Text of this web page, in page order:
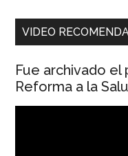
VIDEO
Fue archivado
Reforma a la